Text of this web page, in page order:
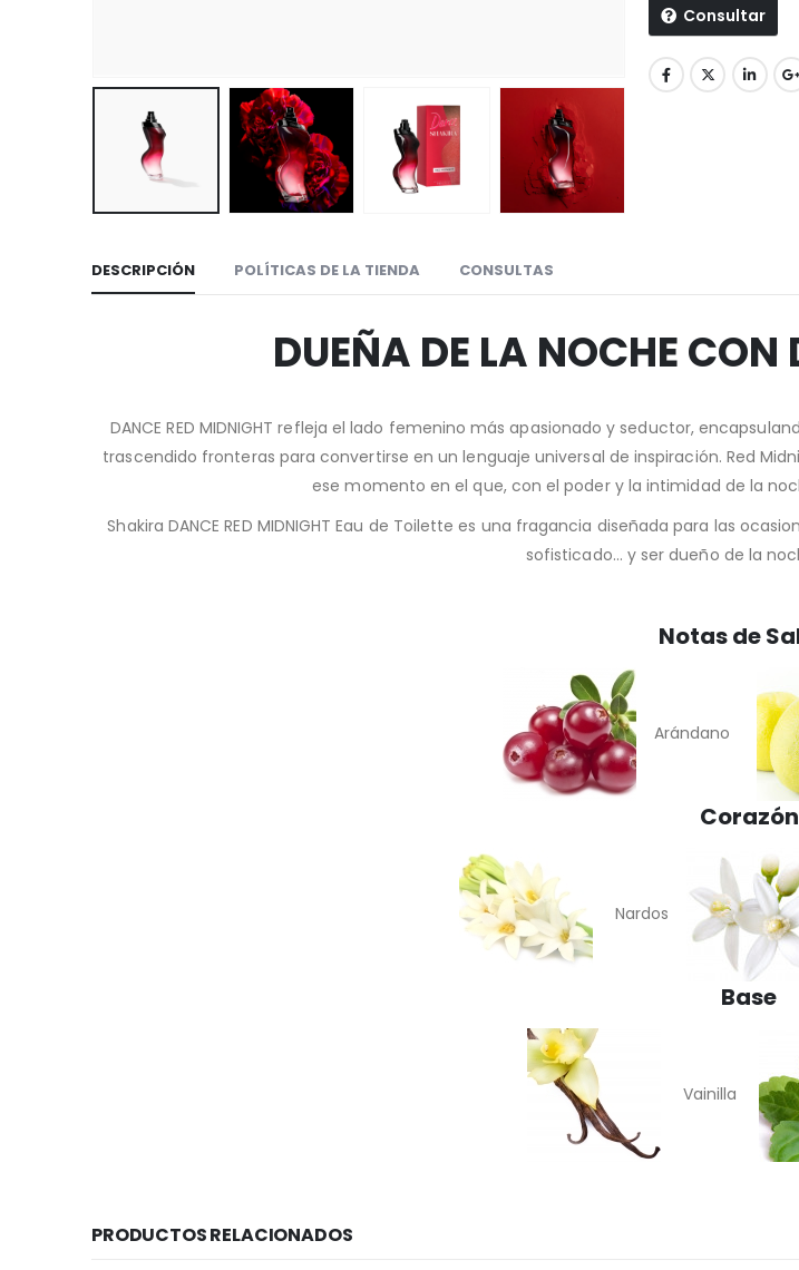
Consultar
DESCRIPCIÓN POLÍTICAS DE LA TIENDA CONSULTAS
DUEÑA DE LA NOCHE
DANCE RED MIDNIGHT refleja el lado femenino más apasionado y seductor,
trascendido fronteras para convertirse en un lenguaje universal de inspiración. Red
ese momento en el que, con el poder y la intimidad de la
Shakira DANCE RED MIDNIGHT Eau de Toilette es una fragancia diseñada para las
sofisticado… y ser dueño de la
Notas de
Arándano
Corazón
Nardos
Base
Vainilla
PRODUCTOS RELACIONADOS